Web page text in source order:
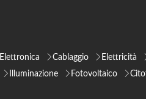
Elettronica Cablaggio Elettricità
Illuminazione Fotovoltaico